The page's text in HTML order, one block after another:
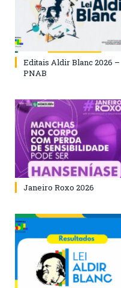
Editais Aldir Blanc 2026 –
PNAB
Janeiro Roxo 2026